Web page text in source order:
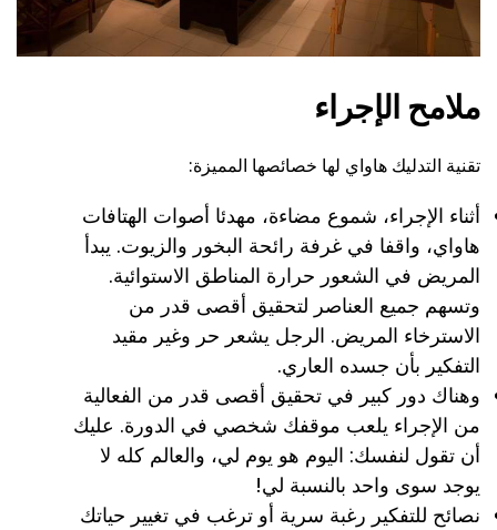
ملامح الإجراء
تقنية التدليك هاواي لها خصائصها المميزة:
أثناء الإجراء، شموع مضاءة، مهدئا أصوات الهتافات
هاواي، واقفا في غرفة رائحة البخور والزيوت. يبدأ
المريض في الشعور حرارة المناطق الاستوائية.
وتسهم جميع العناصر لتحقيق أقصى قدر من
الاسترخاء المريض. الرجل يشعر حر وغير مقيد
التفكير بأن جسده العاري.
وهناك دور كبير في تحقيق أقصى قدر من الفعالية
من الإجراء يلعب موقفك شخصي في الدورة. عليك
أن تقول لنفسك: اليوم هو يوم لي، والعالم كله لا
يوجد سوى واحد بالنسبة لي!
نصائح للتفكير رغبة سرية أو ترغب في تغيير حياتك